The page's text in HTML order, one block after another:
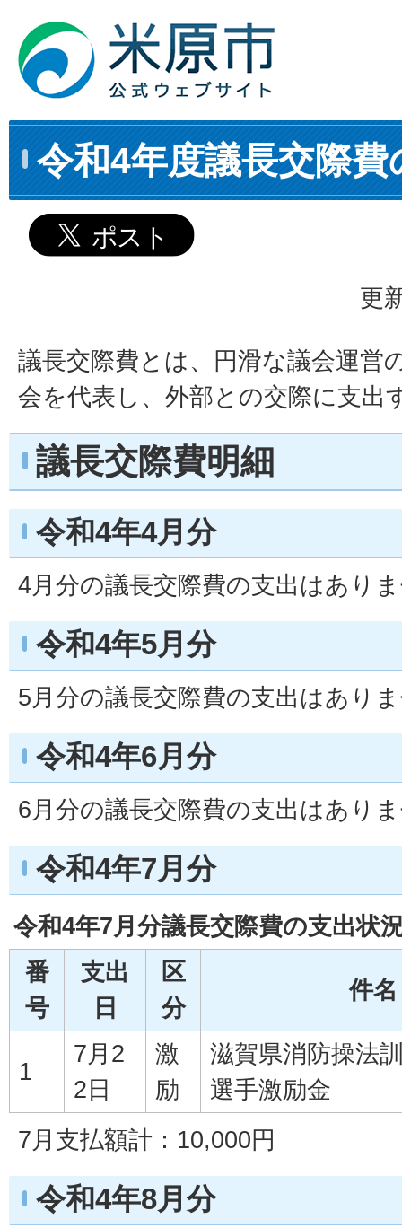
令和4年度議長交際費
更
議長交際費とは、円滑な議会運営
会を代表し、外部との交際に支出
議長交際費明細
令和4年4月分
4月分の議長交際費の支出はあり
令和4年5月分
5月分の議長交際費の支出はあり
令和4年6月分
6月分の議長交際費の支出はあり
令和4年7月分
令和4年7月分議長交際費の支出状
番
号
支出
日
区
分
件名
1
7月2
2日
激
励
滋賀県消防操法
選手激励金
7月支払額計：10,000円
令和4年8月分